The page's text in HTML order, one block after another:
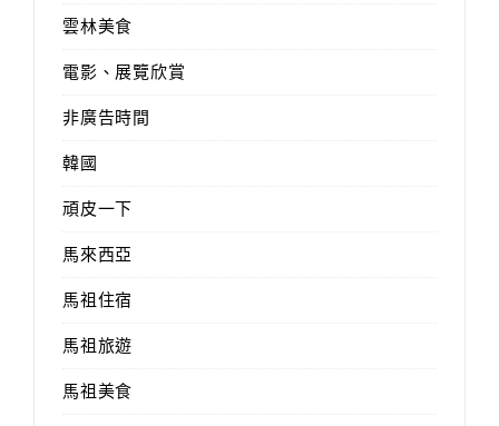
雲林美食
電影、展覽欣賞
非廣告時間
韓國
頑皮一下
馬來西亞
馬祖住宿
馬祖旅遊
馬祖美食